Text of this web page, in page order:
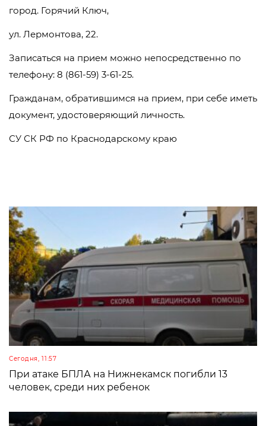
город. Горячий Ключ,
ул. Лермонтова, 22.
Записаться на прием можно непосредственно по
телефону: 8 (861-59) 3-61-25.
Гражданам, обратившимся на прием, при себе иметь
документ, удостоверяющий личность.
СУ СК РФ по Краснодарскому краю
Сегодня, 11:57
При атаке БПЛА на Нижнекамск погибли 13
человек, среди них ребенок